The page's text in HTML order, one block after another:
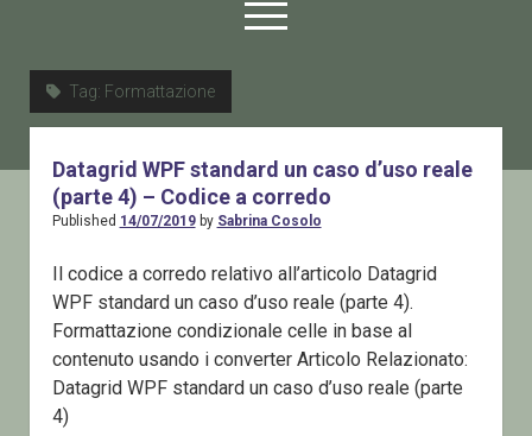
open
menu
twitter
Chi sono
Contatto
Tag: Formattazione
Datagrid WPF standard un caso d’uso reale
(parte 4) – Codice a corredo
Published 14/07/2019by Sabrina Cosolo
Il codice a corredo relativo all’articolo Datagrid
WPF standard un caso d’uso reale (parte 4).
Formattazione condizionale celle in base al
contenuto usando i converter Articolo Relazionato:
Datagrid WPF standard un caso d’uso reale (parte
4)